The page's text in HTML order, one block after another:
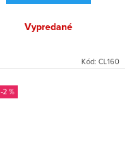
Vypredané
Kód: CL160
-2 %